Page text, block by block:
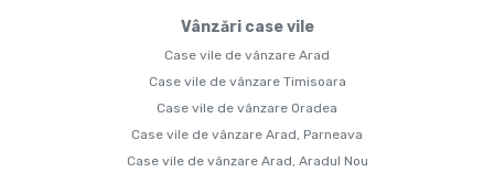
Vânzări case vile
Case vile de vânzare Arad
Case vile de vânzare Timisoara
Case vile de vânzare Oradea
Case vile de vânzare Arad, Parneava
Case vile de vânzare Arad, Aradul Nou